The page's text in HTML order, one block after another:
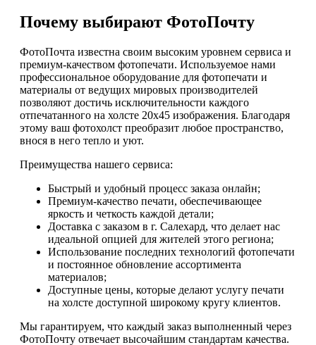
Почему выбирают ФотоПочту
ФотоПочта известна своим высоким уровнем сервиса и
премиум-качеством фотопечати. Используемое нами
профессиональное оборудование для фотопечати и
материалы от ведущих мировых производителей
позволяют достичь исключительности каждого
отпечатанного на холсте 20х45 изображения. Благодаря
этому ваш фотохолст преобразит любое пространство,
внося в него тепло и уют.
Преимущества нашего сервиса:
Быстрый и удобный процесс заказа онлайн;
Премиум-качество печати, обеспечивающее
яркость и четкость каждой детали;
Доставка с заказом в г. Салехард, что делает нас
идеальной опцией для жителей этого региона;
Использование последних технологий фотопечати
и постоянное обновление ассортимента
материалов;
Доступные цены, которые делают услугу печати
на холсте доступной широкому кругу клиентов.
Мы гарантируем, что каждый заказ выполненный через
ФотоПочту отвечает высочайшим стандартам качества.